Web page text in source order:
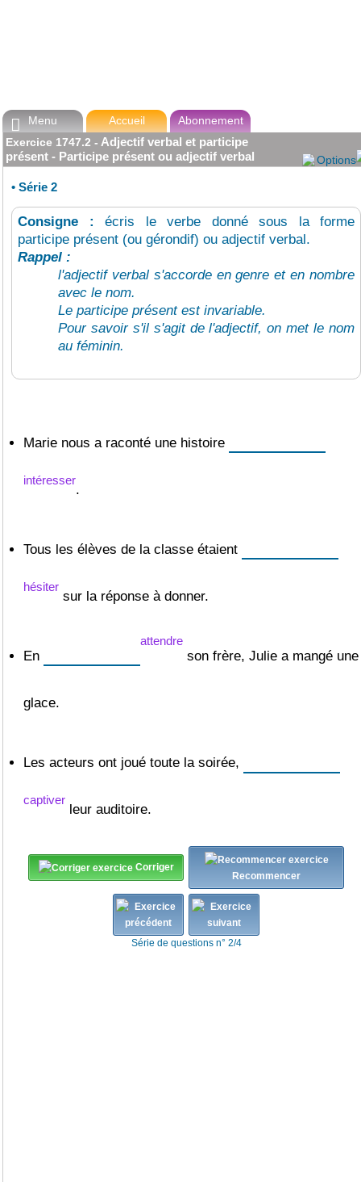
 Menu Accueil
Abonnement
Exercice 1747.2 - Adjectif verbal et participe
présent - Participe présent ou adjectif verbal
Options
• Série 2
Consigne : écris le verbe donné sous la forme
participe présent (ou gérondif) ou adjectif verbal.
Rappel :
l'adjectif verbal s'accorde en genre et en nombre
avec le nom.
Le participe présent est invariable.
Pour savoir s'il s'agit de l'adjectif, on met le nom
au féminin.
Marie nous a raconté une histoire
intéresser
.
Tous les élèves de la classe étaient
hésiter
sur la réponse à donner.
En
attendre
son frère, Julie a mangé une
glace.
Les acteurs ont joué toute la soirée,
captiver
leur auditoire.
Corriger
Recommencer
Série de questions n° 2/4